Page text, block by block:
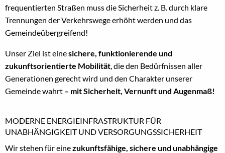
frequentierten Straßen muss die Sicherheit z. B. durch klare
Trennungen der Verkehrswege erhöht werden und das
Gemeindeübergreifend!
Unser Ziel ist einesichere, funktionierende und
zukunftsorientierte Mobilität, die den Bedürfnissen aller
Generationen gerecht wird und den Charakter unserer
Gemeinde wahrt – mit Sicherheit, Vernunft und Augenmaß!
MODERNE ENERGIEINFRASTRUKTUR FÜR
UNABHÄNGIGKEIT UND VERSORGUNGSSICHERHEIT
Wir stehen für einezukunftsfähige, sichere und unabhängige